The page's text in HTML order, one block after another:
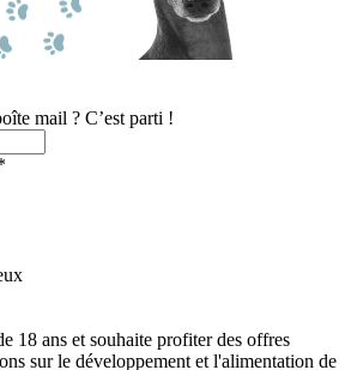
mail ? C’est parti !
18 ans et souhaite profiter des offres
sur le développement et l'alimentation de